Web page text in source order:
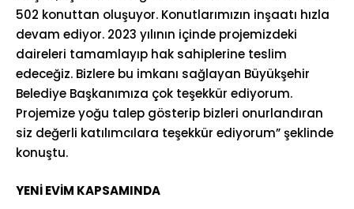
502 konuttan oluşuyor. Konutlarımızın inşaatı hızla
devam ediyor. 2023 yılının içinde projemizdeki
daireleri tamamlayıp hak sahiplerine teslim
edeceğiz. Bizlere bu imkanı sağlayan Büyükşehir
Belediye Başkanımıza çok teşekkür ediyorum.
Projemize yoğu talep gösterip bizleri onurlandıran
siz değerli katılımcılara teşekkür ediyorum” şeklinde
konuştu.
YENİ EVİM KAPSAMINDA